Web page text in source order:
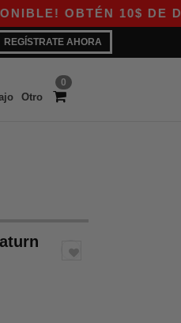
OBTÉN 10$ DE
REGÍSTRATE AHORA
0
Otro